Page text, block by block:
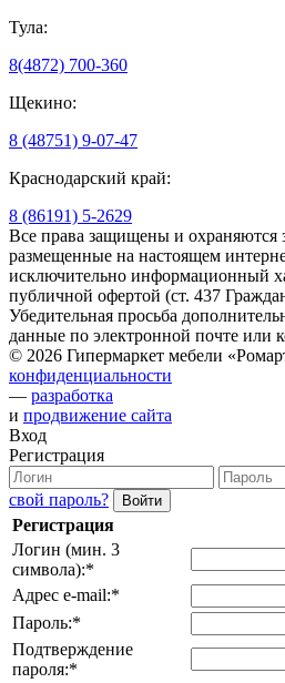
Тула:
8(4872) 700-360
Щекино:
8 (48751) 9-07-47
Краснодарский край:
8 (86191) 5-2629
Все права защищены и охраняются
размещенные на настоящем
исключительно информационный
публичной офертой (ст. 437
Убедительная просьба
данные по электронной почте или
© 2026 Гипермаркет мебели
конфиденциальности
— разработка
и продвижение сайта
Вход
Регистрация
свой пароль?
Регистрация
Логин (мин. 3
символа):*
Адрес e-mail:*
Пароль:*
Подтверждение
пароля:*